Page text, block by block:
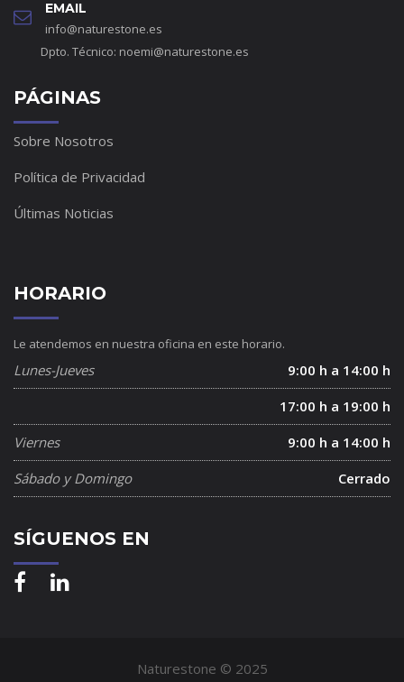
EMAIL
info@naturestone.es
Dpto. Técnico: noemi@naturestone.es
PÁGINAS
Sobre Nosotros
Política de Privacidad
Últimas Noticias
HORARIO
Le atendemos en nuestra oficina en este horario.
Lunes-Jueves
9:00 h a 14:00 h
17:00 h a 19:00 h
Viernes
9:00 h a 14:00 h
Sábado y Domingo
Cerrado
SÍGUENOS EN
Naturestone © 2025